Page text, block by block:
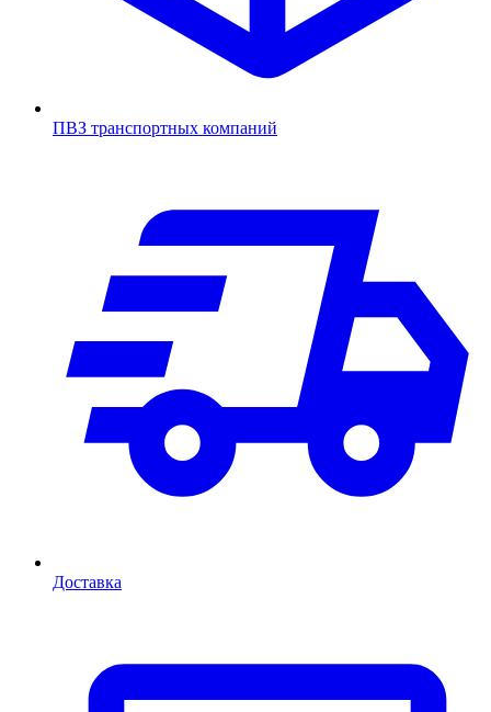
ПВЗ транспортных компаний
Доставка